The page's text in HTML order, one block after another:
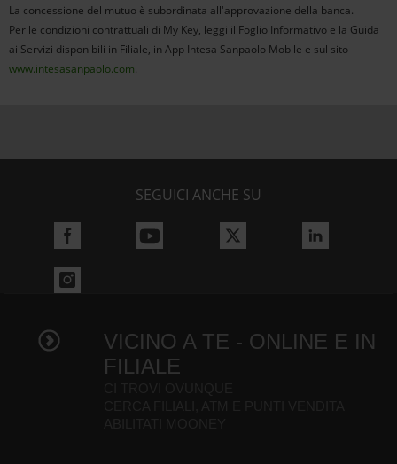
La concessione del mutuo è subordinata all'approvazione della banca.
Per le condizioni contrattuali di My Key, leggi il Foglio Informativo e la Guida
ai Servizi disponibili in Filiale, in App Intesa Sanpaolo Mobile e sul sito
www.intesasanpaolo.com.
SEGUICI ANCHE SU
VICINO A TE - ONLINE E IN
FILIALE